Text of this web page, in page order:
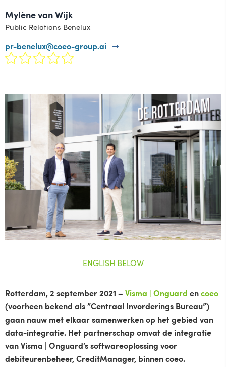
Mylène van Wijk
Public Relations Benelux
pr-benelux@coeo-group.ai
ENGLISH BELOW
Rotterdam, 2 september 2021 – Visma | Onguard en coeo
(voorheen bekend als ”Centraal Invorderings Bureau”)
gaan nauw met elkaar samenwerken op het gebied van
data-integratie. Het partnerschap omvat de integratie
van Visma | Onguard’s softwareoplossing voor
debiteurenbeheer, CreditManager, binnen coeo.